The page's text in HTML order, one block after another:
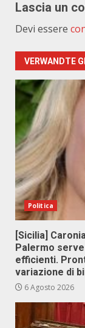
Lascia un
Devi essere
VERWANDTE
Politica
[Sicilia]
Palermo
efficienti.
variazione di
6 Agosto 2026